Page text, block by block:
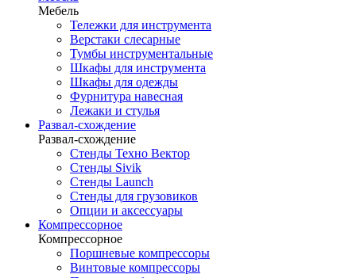
Мебель
Тележки для инструмента
Верстаки слесарные
Тумбы инструментальные
Шкафы для инструмента
Шкафы для одежды
Фурнитура навесная
Лежаки и стулья
Развал-схождение
Развал-схождение
Стенды Техно Вектор
Стенды Sivik
Стенды Launch
Стенды для грузовиков
Опции и аксессуары
Компрессорное
Компрессорное
Поршневые компрессоры
Винтовые компрессоры